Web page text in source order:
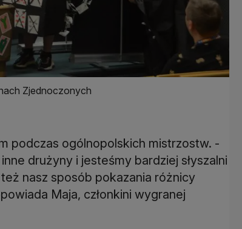
Zjednoczonych
podczas ogólnopolskich mistrzostw. -
drużyny i jesteśmy bardziej słyszalni
nasz sposób pokazania różnicy
Maja, członkini wygranej